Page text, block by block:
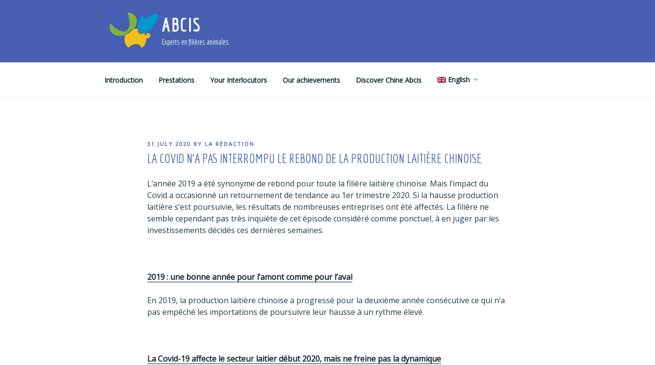
ABCIS
Experts en filières animales
Introduction Prestations Your Interlocutors Our achievements Discover Chine Abcis English
POSTED
31 JULY 2020 BY LA RÉDACTION
LA COVID N’A PAS INTERROMPU LE REBOND DE LA PRODUCTION LAITIÈRE CHINOISE
L’année 2019 a été synonyme de rebond pour toute la filière laitière chinoise. Mais l’impact du
Covid a occasionné un retournement de tendance au 1er trimestre 2020. Si la hausse production
laitière s’est poursuivie, les résultats de nombreuses entreprises ont été affectés. La filière ne
semble cependant pas très inquiète de cet épisode considéré comme ponctuel, à en juger par les
investissements décidés ces dernières semaines.
2019 : une bonne année pour l’amont comme pour l’aval
En 2019, la production laitière chinoise a progressé pour la deuxième année consécutive ce qui n’a
pas empêché les importations de poursuivre leur hausse à un rythme élevé.
La Covid-19 affecte le secteur laitier début 2020, mais ne freine pas la dynamique